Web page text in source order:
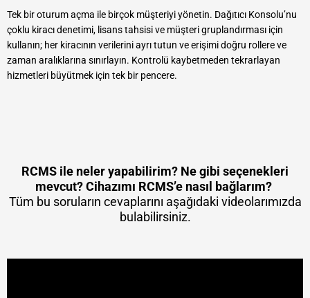
Tek bir oturum açma ile birçok müşteriyi yönetin. Dağıtıcı Konsolu’nu
çoklu kiracı denetimi, lisans tahsisi ve müşteri gruplandırması için
kullanın; her kiracının verilerini ayrı tutun ve erişimi doğru rollere ve
zaman aralıklarına sınırlayın. Kontrolü kaybetmeden tekrarlayan
hizmetleri büyütmek için tek bir pencere.
RCMS ile neler yapabilirim? Ne gibi seçenekleri
mevcut? Cihazımı RCMS’e nasıl bağlarım?
Tüm bu soruların cevaplarını aşağıdaki videolarımızda
bulabilirsiniz.